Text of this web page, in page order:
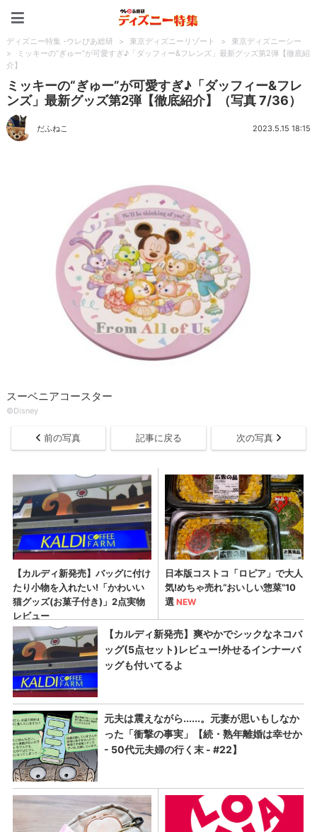
ディズニー特集 -ウレぴあ総研 > 東京ディズニーリゾート >
東京ディズニーシー
>
ミッキーの“ぎゅー”が可愛すぎ♪「ダッフィー&フレンズ」最新グッズ第2弾【徹底紹
介】
ミッキーの“ぎゅー”が可愛すぎ♪「ダッフィー&フレ
ンズ」最新グッズ第2弾【徹底紹介】（写真 7/36）
だふねこ 2023.5.15 18:15
スーベニアコースター
©Disney
前の写真 記事に戻る 次の写真